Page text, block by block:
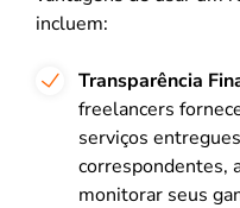
incluem:
Transparência
freelancers
serviços
correspondentes,
monitorar seus